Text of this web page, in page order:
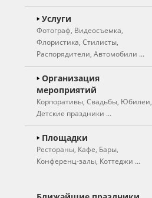
Юмористы
Актеры театра
Артисты цирка
Двойники, Пародисты
Иллюзионисты,
фокусники
Оригинальный жанр
Клоуны
Живые статуи
Ростовые куклы
Вокалисты
Вокалистки
Вокальные группы,
дуэты
Музыкальные группы,
ВИА
Инструментальные
коллективы, оркестры
Аккордеон
Арфа
Услуги
Фотограф, Видеосъемка,
Флористика, Стилисты,
Распорядители, Автомобили ...
Фотограф, фотосъемка
Видеосъемка
Художники, шаржисты
Фотокабинка, фотобудка
Флористика
(оформление цветами)
оформление зала
Организация
мероприятий
Корпоративы, Свадьбы, Юбилеи,
Детские праздники ...
Частные мероприятия
Корпоративные
мероприятия
Площадки
Рестораны, Кафе, Бары,
Конференц-залы, Коттеджи ...